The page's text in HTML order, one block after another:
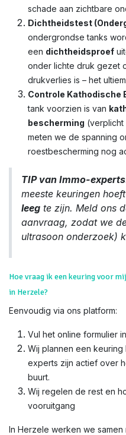
schade aan zichtbare
Dichtheidstest
ondergrondse tanks
een dichtheidsproef
onder lichte druk gezet
drukverlies is – het
Controle Kathodische
tank voorzien is van
bescherming (verplicht
meten we de spanning
roestbescherming nog
TIP van Immo-
meeste keuringen
leeg te zijn. Meld ons
aanvraag, zodat we
ultrasoon onderzoek)
Hoe vraag ik een keuring voor
in Herzele?
Eenvoudig via ons platform:
Vul het online formulier
Wij plannen een
experts zijn actief over
buurt.
Wij regelen de rest en
vooruitgang
In Herzele werken we